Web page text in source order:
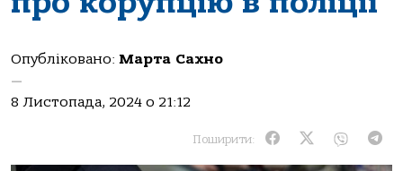
Опубліковано: Марта Сахно
—
8 Листопада, 2024 о 21:12
Поширити: